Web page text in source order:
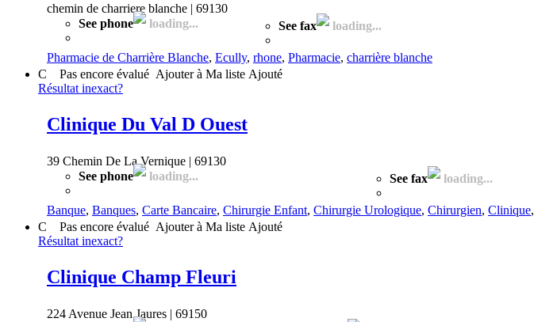
chemin de charriere blanche | 69130
See phone
loading... See fax loading...
Pharmacie de Charrière Blanche, Ecully, rhone, Pharmacie, charrière blanche
C
Pas encore évalué Ajouter à Ma liste Ajouté
Résultat inexact?
Clinique Du Val D Ouest
39 Chemin De La Vernique | 69130
See phone
loading... See fax loading...
Banque, Banques, Carte Bancaire, Chirurgie Enfant, Chirurgie Urologique, Chirurgien, Clinique,
C
Pas encore évalué Ajouter à Ma liste Ajouté
Résultat inexact?
Clinique Champ Fleuri
224 Avenue Jean Jaures | 69150